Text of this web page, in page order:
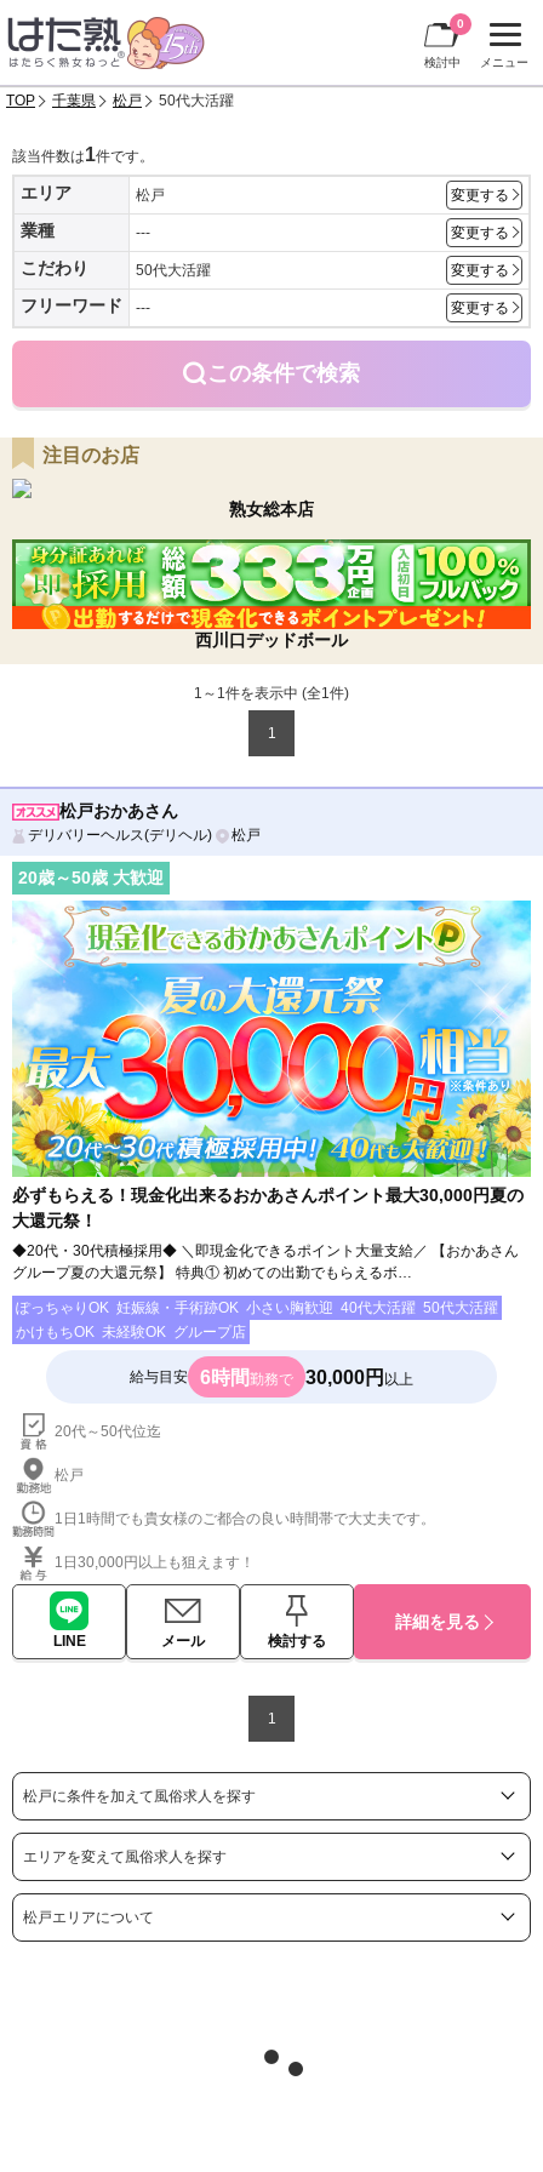
メニュー
検討中
0
TOP 千葉県 松戸 50代大活躍
該当件数は1件です。
エリア 松戸 変更する
業種 --- 変更する
こだわり 50代大活躍 変更する
フリーワード --- 変更する
この条件で検索
注目のお店
熟女総本店
西川口デッドボール
1～1件を表示中 (全1件)
1
松戸おかあさん
デリバリーヘルス(デリヘル) 松戸
20歳～50歳 大歓迎
必ずもらえる！現金化出来るおかあさんポイント最大30,000円夏の
大還元祭！
◆20代・30代積極採用◆ ＼即現金化できるポイント大量支給／ 【おかあさん
グループ夏の大還元祭】 特典① 初めての出勤でもらえるボ…
ぽっちゃりOK 妊娠線・手術跡OK 小さい胸歓迎 40代大活躍 50代大活躍
かけもちOK 未経験OK グループ店
給与目安 6時間勤務で 30,000円 以上
20代～50代位迄
松戸
1日1時間でも貴女様のご都合の良い時間帯で大丈夫です。
1日30,000円以上も狙えます！
LINE メール 検討する
詳細を見る
1
松戸に条件を加えて風俗求人を探す
エリアを変えて風俗求人を探す
松戸エリアについて